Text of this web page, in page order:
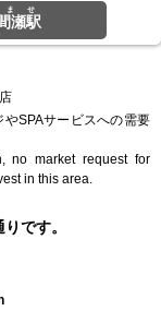
瀬駅
ませ
SPAサービスへの需要
no market request for
in this area.
です。